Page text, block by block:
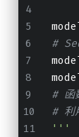
#
# 函
# 利
'''